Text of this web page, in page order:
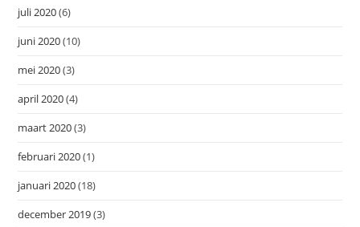
juli 2020(6)
juni 2020(10)
mei 2020(3)
april 2020(4)
maart 2020(3)
februari 2020(1)
januari 2020(18)
december 2019(3)